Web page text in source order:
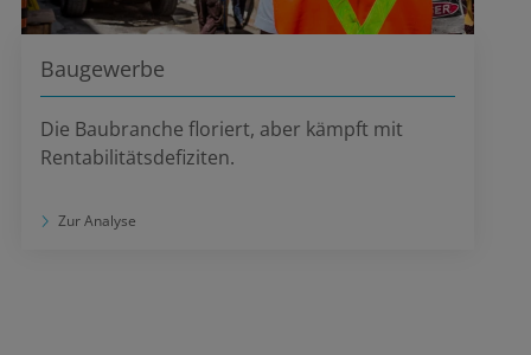
Baugewerbe
Die Baubranche floriert, aber kämpft mit
Rentabilitätsdefiziten.
Zur Analyse